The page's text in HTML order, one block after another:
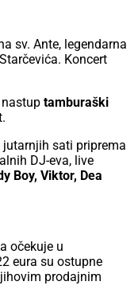
sv. Ante, legendarna
Koncert
nastup tamburaški
sati priprema
DJ-eva, live
Boy, Viktor, Dea
očekuje u
eura su ostupne
prodajnim